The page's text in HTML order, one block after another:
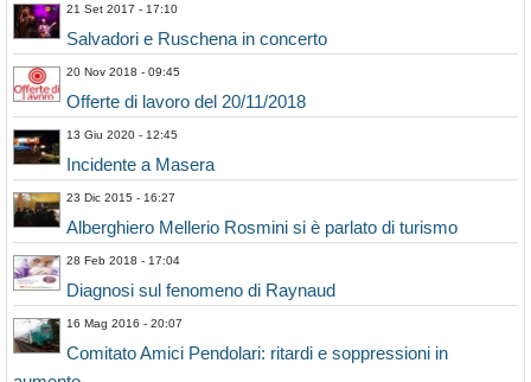
21 Set 2017 - 17:10
Salvadori e Ruschena in concerto
20 Nov 2018 - 09:45
Offerte di lavoro del 20/11/2018
13 Giu 2020 - 12:45
Incidente a Masera
23 Dic 2015 - 16:27
Alberghiero Mellerio Rosmini si è parlato di turismo
28 Feb 2018 - 17:04
Diagnosi sul fenomeno di Raynaud
16 Mag 2016 - 20:07
Comitato Amici Pendolari: ritardi e soppressioni in